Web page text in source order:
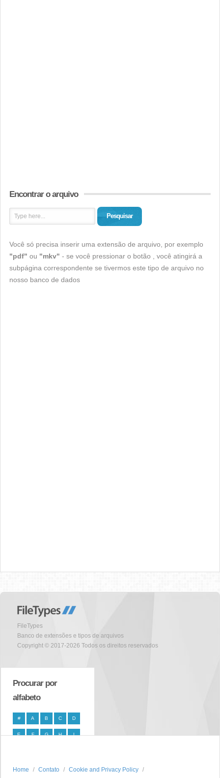
Encontrar o arquivo
Pesquisar
Você só precisa inserir uma extensão de arquivo, por exemplo
"pdf" ou "mkv" - se você pressionar o botão , você atingirá a
subpágina correspondente se tivermos este tipo de arquivo no
nosso banco de dados
FileTypes
Banco de extensões e tipos de arquivos
Copyright © 2017-2026 Todos os direitos reservados
Procurar por
alfabeto
# A B C D
E F G H I
P S
Home Contato Cookie and Privacy Policy